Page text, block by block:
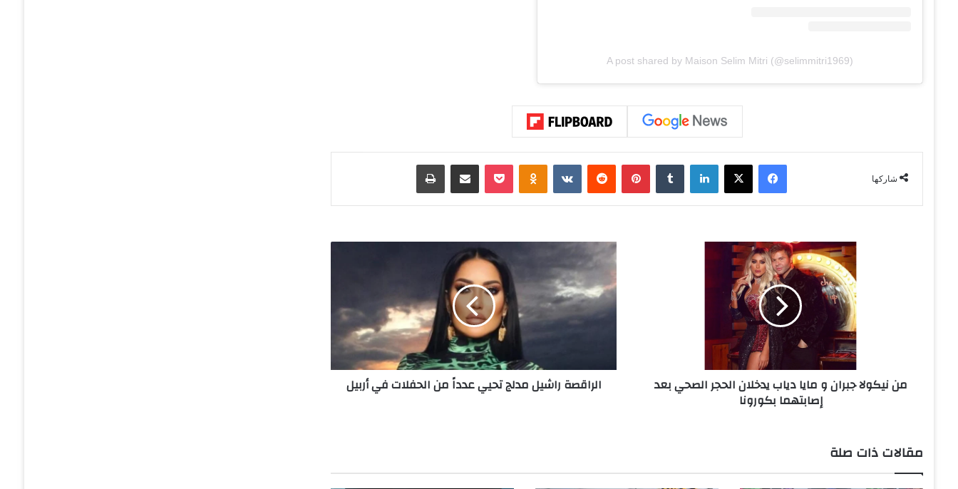
A post shared by Maison Selim Mitri (@selimmitri1969)
شاركها
فيسبوك ‫X لينكدإن ‏Tumblr بينتيريست ‏Reddit
‏VKontakte
Odnoklassniki
‫Pocket مشاركة عبر البريد طباعة
م
ا
من نيكولا جبران و مايا دياب يدخلان الحجر الصحي بعد
إصابتهما بكورونا
ا
ل
ا
ق
ا
ج
الراقصة راشيل مدلج تحيي عدداً من الحفلات في أربيل
مقالات ذات صلة